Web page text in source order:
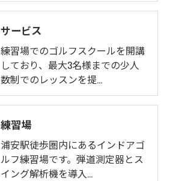
サービス
練習場でのゴルフスクールを開講
しており、最大3名様までの少人
数制でのレッスンを提…
練習場
浦安駅徒歩圏内にあるインドアゴ
ルフ練習場です。弾道測定器とス
イング解析機を導入…